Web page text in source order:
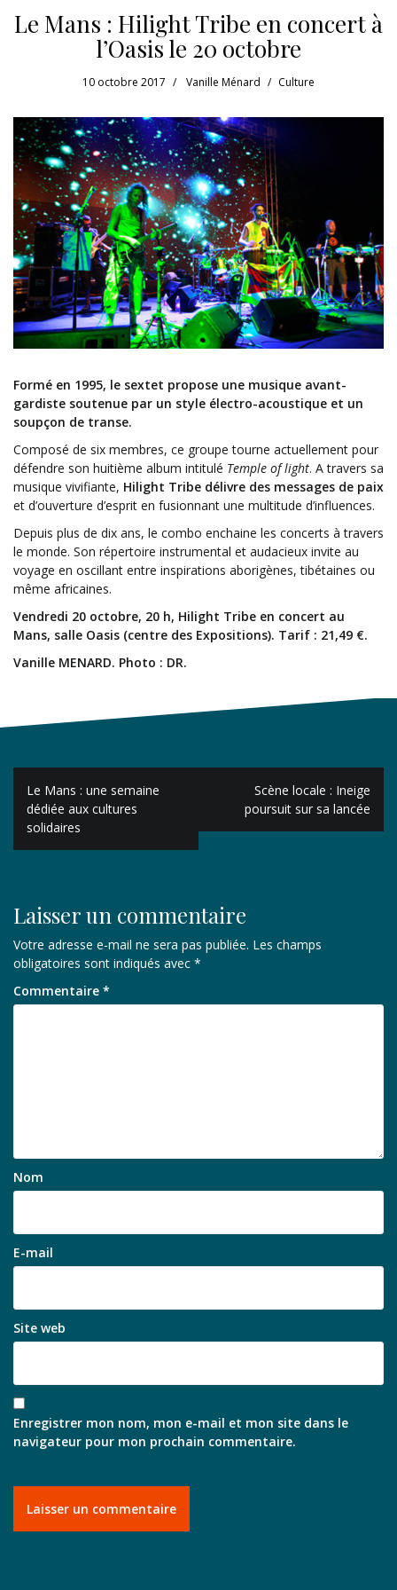
Le Mans : Hilight Tribe en concert à
l’Oasis le 20 octobre
10 octobre 2017 Vanille Ménard Culture
Formé en 1995, le sextet propose une musique avant-
gardiste soutenue par un style électro-acoustique et un
soupçon de transe.
Composé de six membres, ce groupe tourne actuellement pour
défendre son huitième album intitulé Temple of light. A travers sa
musique vivifiante, Hilight Tribe délivre des messages de paix
et d’ouverture d’esprit en fusionnant une multitude d’influences.
Depuis plus de dix ans, le combo enchaine les concerts à travers
le monde. Son répertoire instrumental et audacieux invite au
voyage en oscillant entre inspirations aborigènes, tibétaines ou
même africaines.
Vendredi 20 octobre, 20 h, Hilight Tribe en concert au
Mans, salle Oasis (centre des Expositions). Tarif : 21,49 €.
Vanille MENARD. Photo : DR.
Navigation
de
l’article
Le Mans : une semaine
dédiée aux cultures
solidaires
Scène locale : Ineige
poursuit sur sa lancée
Laisser un commentaire
Votre adresse e-mail ne sera pas publiée. Les champs
obligatoires sont indiqués avec *
Commentaire *
Nom
E-mail
Site web
Enregistrer mon nom, mon e-mail et mon site dans le
navigateur pour mon prochain commentaire.